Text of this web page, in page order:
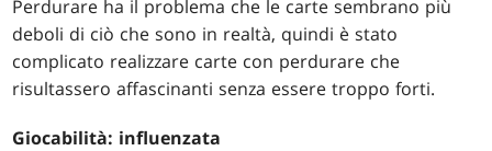
Perdurare ha il problema che le carte sembrano più
deboli di ciò che sono in realtà, quindi è stato
complicato realizzare carte con perdurare che
risultassero affascinanti senza essere troppo forti.
Giocabilità: influenzata